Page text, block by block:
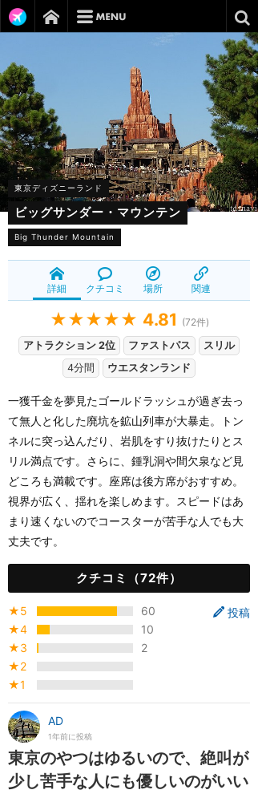
東京ディズニーランド
ビッグサンダー・マウンテン
Big Thunder Mountain
詳細 クチコミ 場所 関連
★★★★★ 4.81 (72件)
アトラクション 2位
ファストパス
スリル
4分間
ウエスタンランド
一獲千金を夢見たゴールドラッシュが過ぎ去っ
て無人と化した廃坑を鉱山列車が大暴走。トン
ネルに突っ込んだり、岩肌をすり抜けたりとス
リル満点です。さらに、鍾乳洞や間欠泉など見
どころも満載です。座席は後方席がおすすめ。
視界が広く、揺れを楽しめます。スピードはあ
まり速くないのでコースターが苦手な人でも大
丈夫です。
クチコミ（72件）
投稿
★5
60
★4
10
★3
2
★2
★1
AD
1年前に投稿
東京のやつはゆるいので、絶叫が
少し苦手な人にも優しいのがいい